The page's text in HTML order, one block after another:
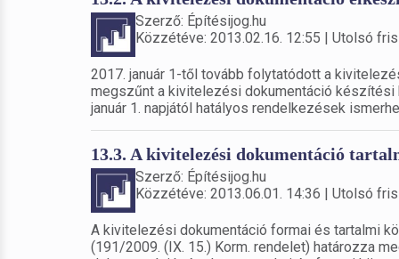
Szerző: Építésijog.hu
Közzétéve: 2013.02.16. 12:55 | Utolsó
2017. január 1-től tovább folytatódott a
megszűnt a kivitelezési dokumentáció
január 1. napjától hatályos rendelkezések
13.3. A kivitelezési dokumentáció
Szerző: Építésijog.hu
Közzétéve: 2013.06.01. 14:36 | Utolsó
A kivitelezési dokumentáció formai és tartalmi
(191/2009. (IX. 15.) Korm. rendelet) határozza